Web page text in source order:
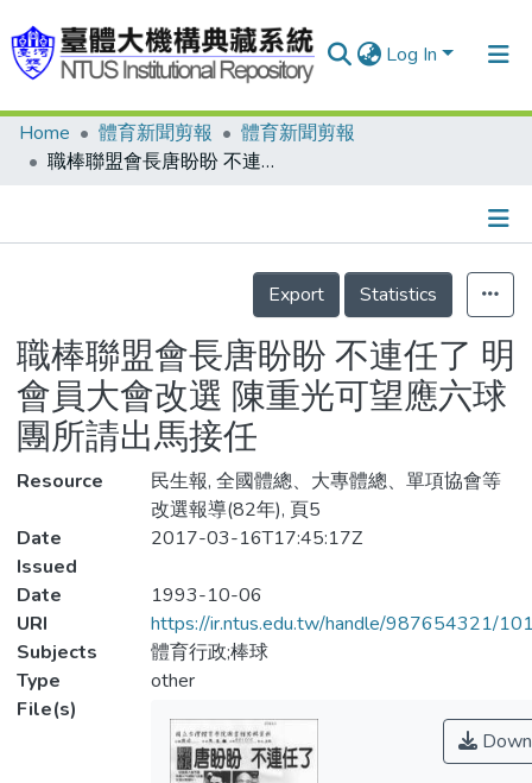
Log In
Communities & Collections
Statistics
Home 體育新聞剪報
體育新聞剪報
職棒聯盟會長唐盼盼 不連任了 明會員大會改選 陳重光可望應六球團所請出馬接任
Details
Export
Statistics
職棒聯盟會長唐盼盼 不連任了 明
會員大會改選 陳重光可望應六球
團所請出馬接任
Resource
民生報, 全國體總、大專體總、單項協會等
改選報導(82年), 頁5
Date
Issued
2017-03-16T17:45:17Z
Date
1993-10-06
URI
https://ir.ntus.edu.tw/handle/987654321/
Subjects
體育行政;棒球
Type
other
File(s)